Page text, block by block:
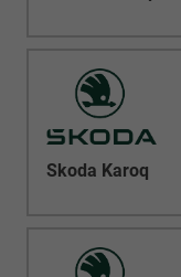
Skoda Karoq